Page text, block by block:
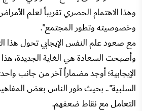
وهذا الاهتمام الحصري تقريباً لعلم
وخصوصيته وتطور المجتمع".
مع صعود علم النفس الإيجابي تحول هذا
وأصبحت السعادة هي الغاية الجديدة، هذا
الإيجابية؛ أوجد مضماراً آخر من جانب
السلبية".. بحيث طور الناس بعض
التعامل مع نقاط ضعفهم.